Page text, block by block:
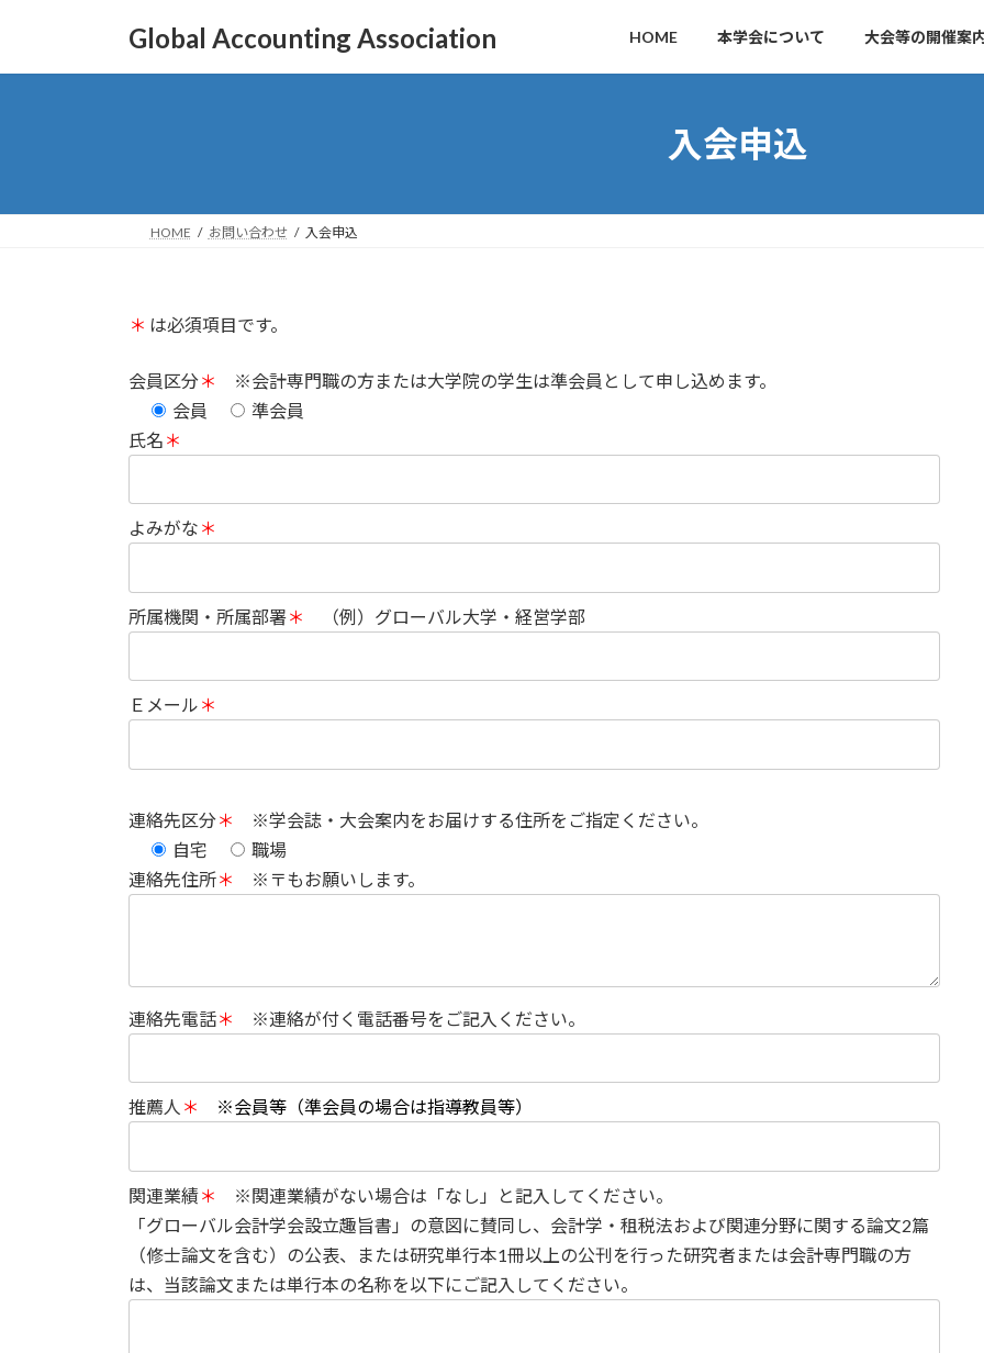
Global Accounting Association HOME 本学会について 大会等の開催案
入会申込
HOME お問い合わせ 入会申込
＊ は必須項目です。
会員区分＊
※会計専門職の方または大学院の学生は準会員として申し込めます。
会員
準会員
氏名 ＊
よみがな ＊
所属機関・所属部署＊ （例）グローバル大学・経営学部
Ｅメール ＊
連絡先区分＊
※学会誌・大会案内をお届けする住所をご指定ください。
自宅
職場
連絡先住所＊ ※〒もお願いします。
連絡先電話＊ ※連絡が付く電話番号をご記入ください。
推薦人 ＊ ※会員等（準会員の場合は指導教員等）
関連業績＊
※関連業績がない場合は「なし」と記入してください。
「グローバル会計学会設立趣旨書」の意図に賛同し、会計学・租税法および関連分野に関する論文2篇
（修士論文を含む）の公表、または研究単行本1冊以上の公刊を行った研究者または会計専門職の方
は、当該論文または単行本の名称を以下にご記入してください。